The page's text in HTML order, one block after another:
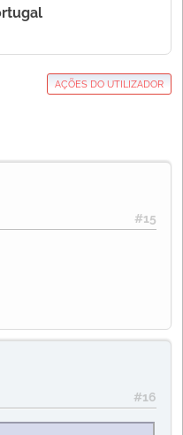
AÇÕES DO UTILIZADOR
#15
#16